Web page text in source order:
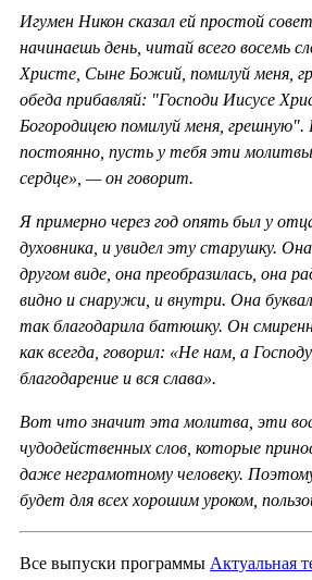
Игумен Никон сказал ей простой
начинаешь день, читай всего восемь
Христе, Сыне Божий, помилуй меня,
обеда прибавляй: "Господи Иисусе
Богородицею помилуй меня,
постоянно, пусть у тебя эти
сердце», — он говорит.
Я примерно через год опять был у
духовника, и увидел эту старушку.
другом виде, она преобразилась, она
видно и снаружи, и внутри. Она
так благодарила батюшку. Он
как всегда, говорил: «Не нам, а
благодарение и вся слава».
Вот что значит эта молитва, эти
чудодейственных слов, которые
даже неграмотному человеку.
будет для всех хорошим уроком,
Все выпуски программы Актуальная